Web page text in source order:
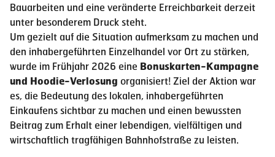
Bauarbeiten und eine veränderte Erreichbarkeit derzeit
unter besonderem Druck steht.
Um gezielt auf die Situation aufmerksam zu machen und
den inhabergeführten Einzelhandel vor Ort zu stärken,
wurde im Frühjahr 2026 eine Bonuskarten-Kampagne
und Hoodie-Verlosung organisiert! Ziel der Aktion war
es, die Bedeutung des lokalen, inhabergeführten
Einkaufens sichtbar zu machen und einen bewussten
Beitrag zum Erhalt einer lebendigen, vielfältigen und
wirtschaftlich tragfähigen Bahnhofstraße zu leisten.